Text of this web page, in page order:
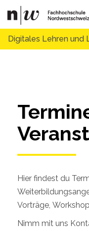
Digitales Lehren und
Hier findest du
Vorträge,
Nimm mit uns